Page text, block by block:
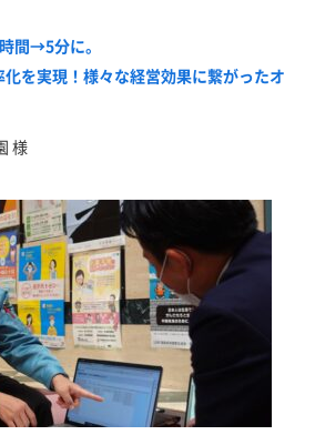
間→5分に。
を実現！様々な経営効果に繋がったオ
様